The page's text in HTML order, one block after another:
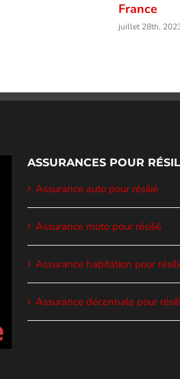
France
juillet 28th,
ASSURANCES POUR
Assurance auto pour résilié
Assurance moto pour résilié
Assurance habitation pour
Assurance décennale pour